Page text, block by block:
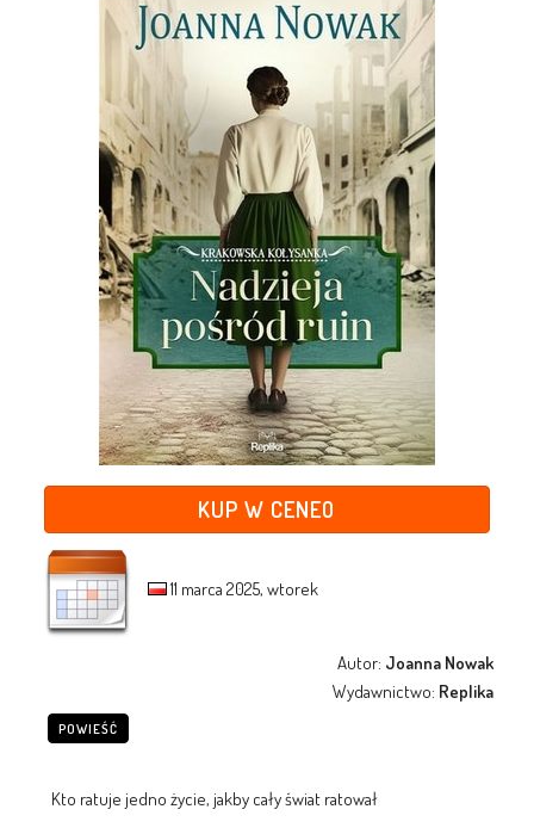
KUP W CENEO
11 marca 2025, wtorek
Autor: Joanna Nowak
Wydawnictwo: Replika
POWIEŚĆ
Kto ratuje jedno życie, jakby cały świat ratował